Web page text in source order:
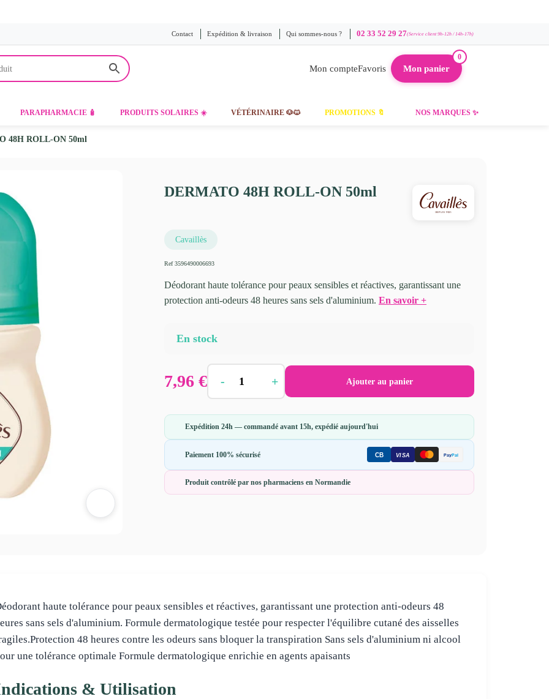
Contact Expédition & livraison Qui sommes-nous ? 02 33 52 29 27(Service client 9h-12h / 14h-17h)
Mon compteFavoris Mon panier
0
PARAPHARMACIE 🧴 PRODUITS SOLAIRES ☀️ VÉTÉRINAIRE 🐶🐱 PROMOTIONS 🔖 NOS MARQUES ✨
48H ROLL-ON 50ml
DERMATO 48H ROLL-ON 50ml
Cavaillès
Ref3596490006693
Déodorant haute tolérance pour peaux sensibles et réactives, garantissant une
protection anti-odeurs 48 heures sans sels d'aluminium. En savoir +
En stock
7,96 € - + Ajouter au panier
Expédition 24h — commandé avant 15h, expédié aujourd'hui
Paiement 100% sécurisé CB VISA PayPal
Produit contrôlé par nos pharmaciens en Normandie
haute tolérance pour peaux sensibles et réactives, garantissant une protection anti-odeurs 48
sans sels d'aluminium. Formule dermatologique testée pour respecter l'équilibre cutané des aisselles
48 heures contre les odeurs sans bloquer la transpiration Sans sels d'aluminium ni alcool
une tolérance optimale Formule dermatologique enrichie en agents apaisants
& Utilisation